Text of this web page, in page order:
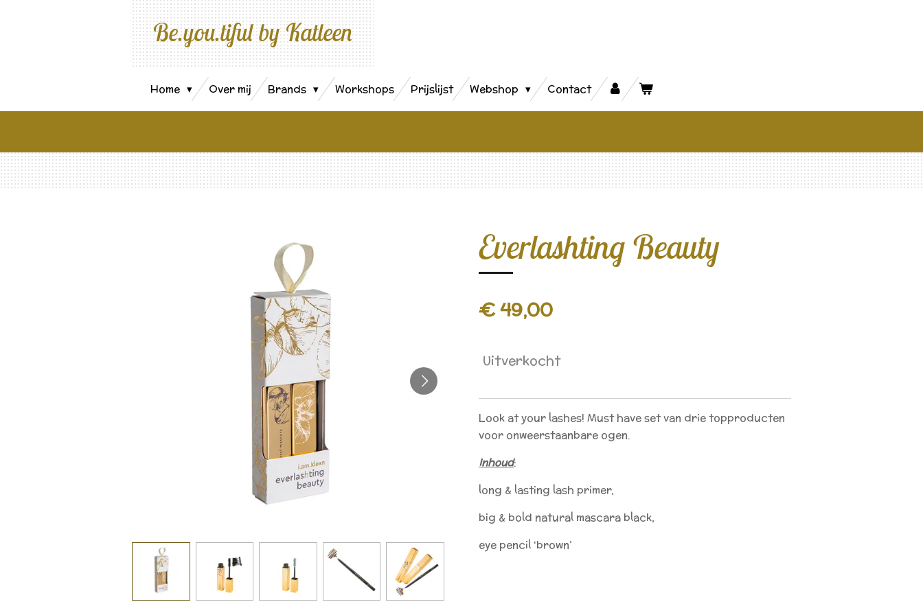
Be.you.tiful by Katleen
Home Over mij Brands Workshops Prijslijst Webshop Contact
Everlashting Beauty
€ 49,00
Uitverkocht
Look at your lashes! Must have set van drie topproducten
voor onweerstaanbare ogen.
Inhoud:
long & lasting lash primer,
big & bold natural mascara black,
eye pencil ‘brown’